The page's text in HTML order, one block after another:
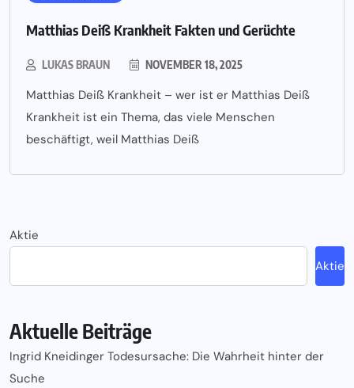
Matthias Deiß Krankheit Fakten und Gerüchte
LUKAS BRAUN NOVEMBER 18, 2025
Matthias Deiß Krankheit – wer ist er Matthias Deiß
Krankheit ist ein Thema, das viele Menschen
beschäftigt, weil Matthias Deiß
Aktie
Aktie
Aktuelle Beiträge
Ingrid Kneidinger Todesursache: Die Wahrheit hinter der
Suche